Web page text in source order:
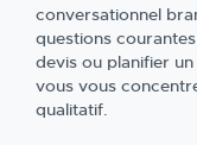
conversationnel
questions
devis ou planifier
vous vous
qualitatif.